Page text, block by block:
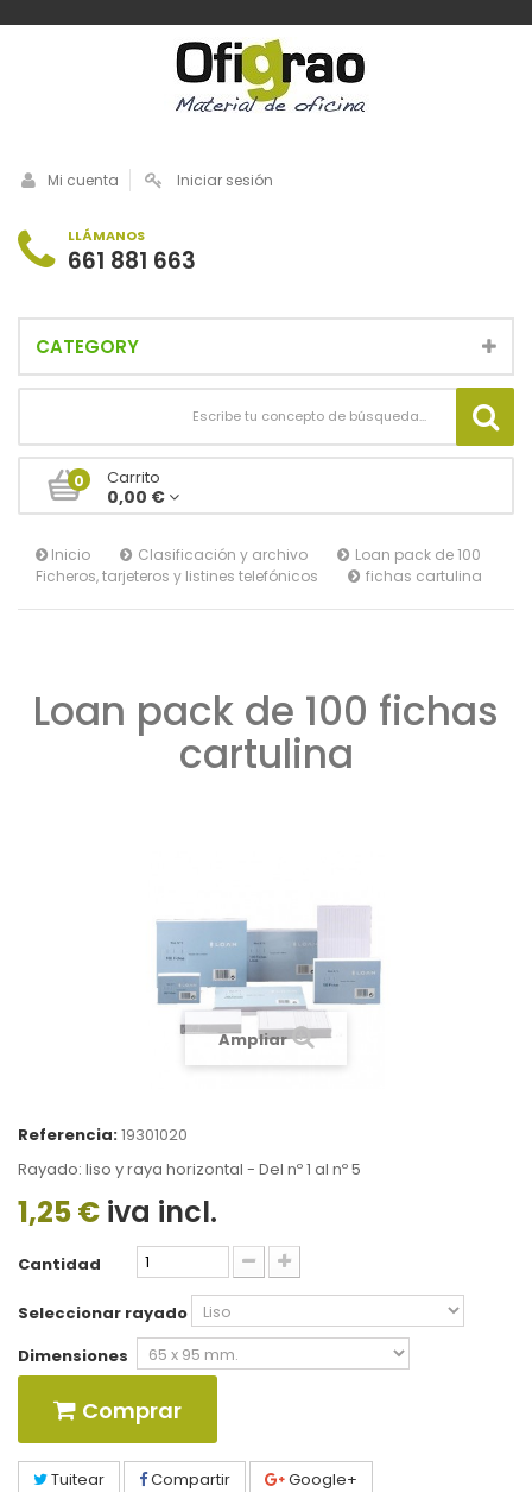
Mi cuenta Iniciar sesión
LLÁMANOS
661 881 663
CATEGORY
0 Carrito
0,00 €
Inicio
Clasificación y archivo
Ficheros, tarjeteros y listines telefónicos
Loan pack de 100
fichas cartulina
Loan pack de 100 fichas
cartulina
Ampliar
Referencia:19301020
Rayado: liso y raya horizontal - Del nº 1 al nº 5
1,25 € iva incl.
Cantidad
Seleccionar rayado
Dimensiones
Comprar
Tuitear Compartir Google+